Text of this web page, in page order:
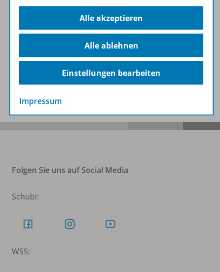
Zugehörige Produkte
Inhaltsverzeichnis
Benachrichtigungs-Service
Folgen Sie uns auf Social Media
Schubi:
WSS:
Alle akzeptieren
Alle ablehnen
Einstellungen bearbeiten
Impressum